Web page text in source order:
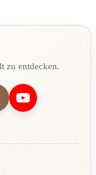
zu entdecken.